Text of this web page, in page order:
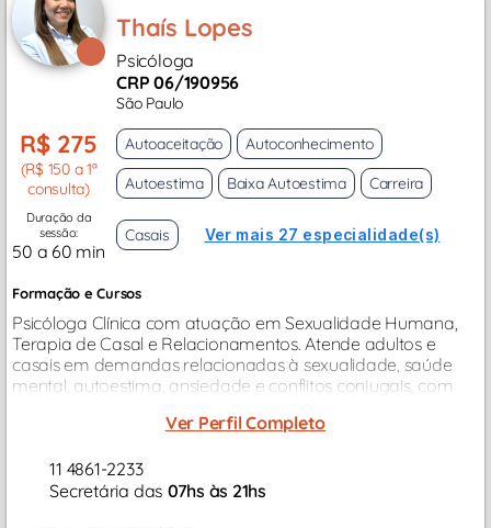
Thaís Lopes
Psicóloga
CRP 06/190956
São Paulo
R$ 275
(R$ 150 a 1ª
consulta)
Duração da
sessão:
50 a 60 min
Autoaceitação
Autoconhecimento
Autoestima
Baixa Autoestima Carreira
Casais Ver mais 27 especialidade(s)
Formação e Cursos
Psicóloga Clínica com atuação em Sexualidade Humana,
Terapia de Casal e Relacionamentos. Atende adultos e
casais em demandas relacionadas à sexualidade, saúde
mental, autoestima, ansiedade e conflitos conjugais, com
Ver Perfil Completo
11 4861-2233
Secretária das 07hs às 21hs